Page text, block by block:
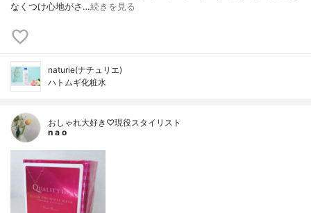
なくつけ心地がさ…続きを見る
naturie(ナチュリエ)
ハトムギ化粧水
おしゃれ大好き♡現役スタイリスト
n a o